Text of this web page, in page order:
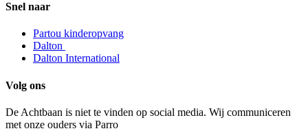
Snel naar
Partou kinderopvang
Dalton
Dalton International
Volg ons
De Achtbaan is niet te vinden op social media. Wij communiceren
met onze ouders via Parro